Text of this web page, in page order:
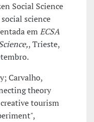
Social Science
science
emECSA
, Trieste,
Carvalho,
theory
tourism